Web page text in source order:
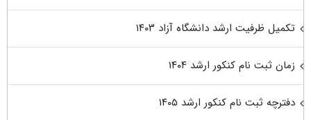
تکمیل ظرفیت ارشد دانشگاه آزاد ۱۴۰۳
زمان ثبت نام کنکور ارشد ۱۴۰۴
دفترچه ثبت نام کنکور ارشد ۱۴۰۵